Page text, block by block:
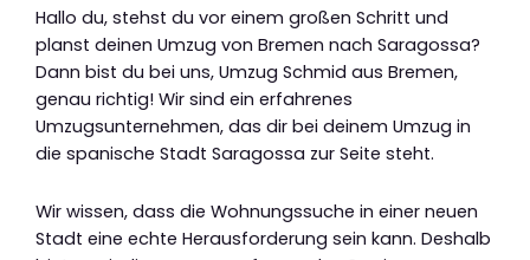
Hallo du, stehst du vor einem großen Schritt und
planst deinen Umzug von Bremen nach Saragossa?
Dann bist du bei uns, Umzug Schmid aus Bremen,
genau richtig! Wir sind ein erfahrenes
Umzugsunternehmen, das dir bei deinem Umzug in
die spanische Stadt Saragossa zur Seite steht.
Wir wissen, dass die Wohnungssuche in einer neuen
Stadt eine echte Herausforderung sein kann. Deshalb